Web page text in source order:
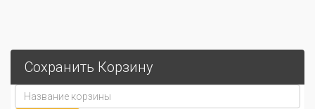
Сохранить Корзину